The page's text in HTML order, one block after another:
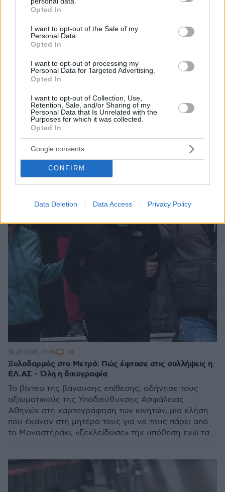
grant or deny consent to Google and its third-party tags to
use your data for below specified purposes in below Google
consent section.
Opted In
I want to opt-out of the Sale of my
Personal Data.
Opted In
I want to opt-out of processing my
Personal Data for Targeted Advertising.
Opted In
I want to opt-out of Collection, Use,
Retention, Sale, and/or Sharing of my
Personal Data that Is Unrelated with the
Purposes for which it was collected.
Opted In
Google consents
CONFIRM
Data Deletion Data Access Privacy Policy
Στον ανακριτή οι δύο ανήλικοι που κατηγορούνται για
τον ξυλοδαρμό του σταθμάρχη στο μετρό
Μετάνοια αναμένεται να δηλώσουν οι δύο ανήλικοι -
Τι προβλέπει η νομοθεσία - Όλη η δικογραφία της
υπόθεσης
19.01.2021, 11:23
Ξυλοδαρμός στο Μετρό: Πώς έφτασε στις συλλήψεις η
ΕΛ.ΑΣ - Όλη η δικογραφία
Το βίντεο της βάναυσης επίθεσης, οδήγησε τους
αξιωματικούς της Υποδιεύθυνσης Ασφάλειας
Αθηνών στη χαρτογράφηση των κινητών, μια κλήση
που έκαναν στη μητέρα τους για να τους πάρει από
το Μοναστηράκι, «ξεκλείδωσε» την υπόθεση ενώ τα
υπέστησαν μπούλινγκ, είναι διαμάντια» λέει η μητέρα
τους
18.01.2021, 21:48 38